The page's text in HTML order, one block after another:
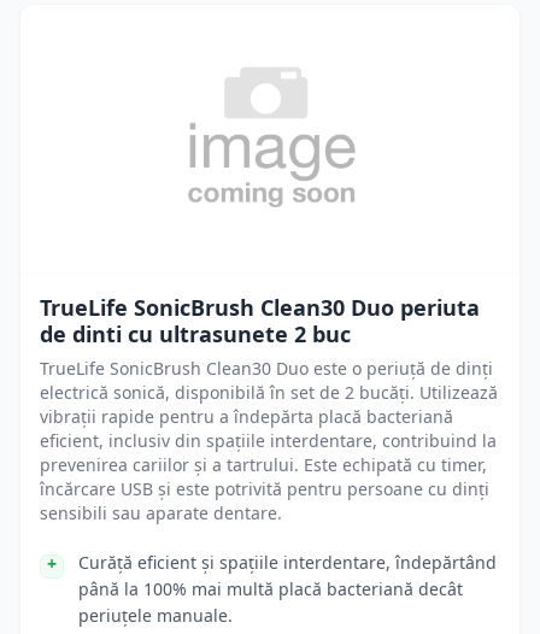
TrueLife SonicBrush Clean30 Duo periuta
de dinti cu ultrasunete 2 buc
TrueLife SonicBrush Clean30 Duo este o periuță de dinți
electrică sonică, disponibilă în set de 2 bucăți. Utilizează
vibrații rapide pentru a îndepărta placă bacteriană
eficient, inclusiv din spațiile interdentare, contribuind la
prevenirea cariilor și a tartrului. Este echipată cu timer,
încărcare USB și este potrivită pentru persoane cu dinți
sensibili sau aparate dentare.
Curăță eficient și spațiile interdentare, îndepărtând
până la 100% mai multă placă bacteriană decât
periuțele manuale.